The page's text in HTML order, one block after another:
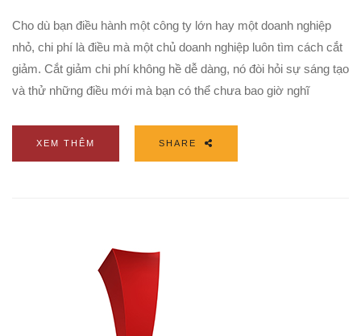
Cho dù bạn điều hành một công ty lớn hay một doanh nghiệp
nhỏ, chi phí là điều mà một chủ doanh nghiệp luôn tìm cách cắt
giảm. Cắt giảm chi phí không hề dễ dàng, nó đòi hỏi sự sáng tạo
và thử những điều mới mà bạn có thể chưa bao giờ nghĩ
XEM THÊM SHARE